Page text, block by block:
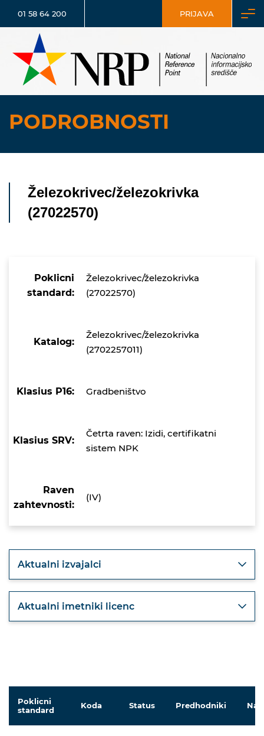
01 58 64 200 PRIJAVA
PODROBNOSTI
Železokrivec/železokrivka
(27022570)
Poklicni
standard:
Železokrivec/železokrivka
(27022570)
Katalog:
Železokrivec/železokrivka
(2702257011)
Klasius P16: Gradbeništvo
Klasius SRV:
Četrta raven: Izidi, certifikatni
sistem NPK
Raven
zahtevnosti:
(IV)
Aktualni izvajalci
Aktualni imetniki licenc
Poklicni
standard
Koda Status Predhodniki